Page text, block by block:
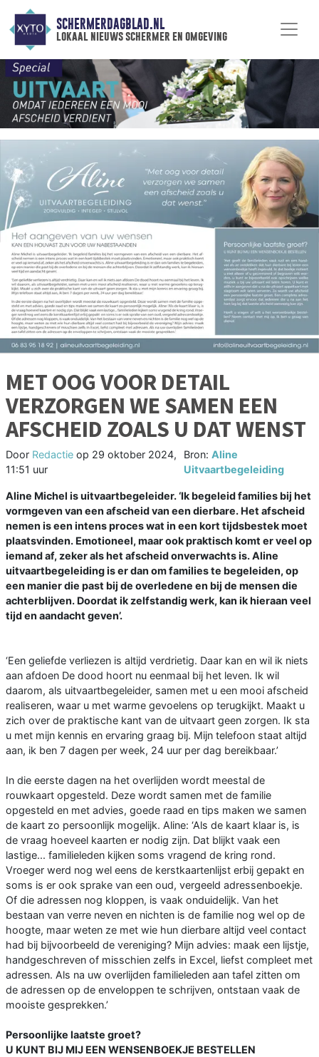
SCHERMERDAGBLAD.NL
lokaal nieuws schermer en omgeving
MET OOG VOOR DETAIL
VERZORGEN WE SAMEN EEN
AFSCHEID ZOALS U DAT WENST
Door Redactie op 29 oktober 2024,
11:51 uur
Bron:Aline
Uitvaartbegeleiding
Aline Michel is uitvaartbegeleider. ‘Ik begeleid families bij het
vormgeven van een afscheid van een dierbare. Het afscheid
nemen is een intens proces wat in een kort tijdsbestek moet
plaatsvinden. Emotioneel, maar ook praktisch komt er veel op
iemand af, zeker als het afscheid onverwachts is. Aline
uitvaartbegeleiding is er dan om families te begeleiden, op
een manier die past bij de overledene en bij de mensen die
achterblijven. Doordat ik zelfstandig werk, kan ik hieraan veel
tijd en aandacht geven’.
‘Een geliefde verliezen is altijd verdrietig. Daar kan en wil ik niets
aan afdoen De dood hoort nu eenmaal bij het leven. Ik wil
daarom, als uitvaartbegeleider, samen met u een mooi afscheid
realiseren, waar u met warme gevoelens op terugkijkt. Maakt u
zich over de praktische kant van de uitvaart geen zorgen. Ik sta
u met mijn kennis en ervaring graag bij. Mijn telefoon staat altijd
aan, ik ben 7 dagen per week, 24 uur per dag bereikbaar.’
In die eerste dagen na het overlijden wordt meestal de
rouwkaart opgesteld. Deze wordt samen met de familie
opgesteld en met advies, goede raad en tips maken we samen
de kaart zo persoonlijk mogelijk. Aline: ‘Als de kaart klaar is, is
de vraag hoeveel kaarten er nodig zijn. Dat blijkt vaak een
lastige... familieleden kijken soms vragend de kring rond.
Vroeger werd nog wel eens de kerstkaartenlijst erbij gepakt en
soms is er ook sprake van een oud, vergeeld adressenboekje.
Of die adressen nog kloppen, is vaak onduidelijk. Van het
bestaan van verre neven en nichten is de familie nog wel op de
hoogte, maar weten ze met wie hun dierbare altijd veel contact
had bij bijvoorbeeld de vereniging? Mijn advies: maak een lijstje,
handgeschreven of misschien zelfs in Excel, liefst compleet met
adressen. Als na uw overlijden familieleden aan tafel zitten om
de adressen op de enveloppen te schrijven, ontstaan vaak de
mooiste gesprekken.’
Persoonlijke laatste groet?
U KUNT BIJ MIJ EEN WENSENBOEKJE BESTELLEN